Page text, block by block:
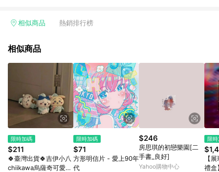
相似商品 熱銷排行榜
相似商品
限時加碼
$211
🍀臺灣出貨🍀吉伊小八
chiikawa烏薩奇可愛睡
限時加碼
$71
方形明信片 - 愛上90年
代
$246
房思琪的初戀樂園[二
手書_良好]
Yahoo購物中心
限
【
禮盒